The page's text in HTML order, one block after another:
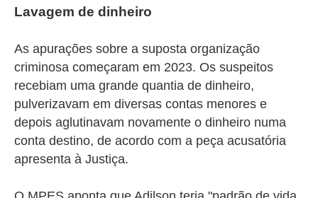
Lavagem de dinheiro
As apurações sobre a suposta organização
criminosa começaram em 2023. Os suspeitos
recebiam uma grande quantia de dinheiro,
pulverizavam em diversas contas menores e
depois aglutinavam novamente o dinheiro numa
conta destino, de acordo com a peça acusatória
apresenta à Justiça.